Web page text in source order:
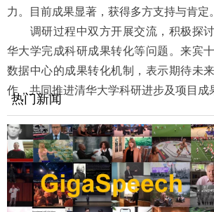
力。目前成果显著，获得多方支持与肯定。
调研过程中双方开展交流，积极探讨
华大学完成科研成果转化等问题。来宾
数据中心的成果转化机制，表示期待未
作，共同推进清华大学科研进步及项目成
热门新闻